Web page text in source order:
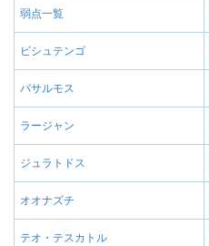
弱点一覧
ビシュテンゴ
バサルモス
ラージャン
ジュラトドス
オオナズチ
テオ・テスカトル